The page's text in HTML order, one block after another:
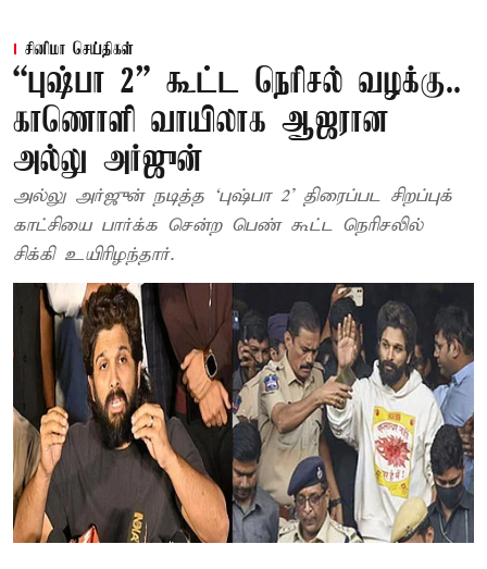
சினிமா செய்திகள்
“புஷ்பா 2” கூட்ட நெரிசல் வழக்கு..
காணொளி வாயிலாக ஆஜரான
அல்லு அர்ஜுன்
அல்லு அர்ஜுன் நடித்த ‘புஷ்பா 2’ திரைப்பட சிறப்புக்
காட்சியை பார்க்க சென்ற பெண் கூட்ட நெரிசலில்
சிக்கி உயிரிழந்தார்.